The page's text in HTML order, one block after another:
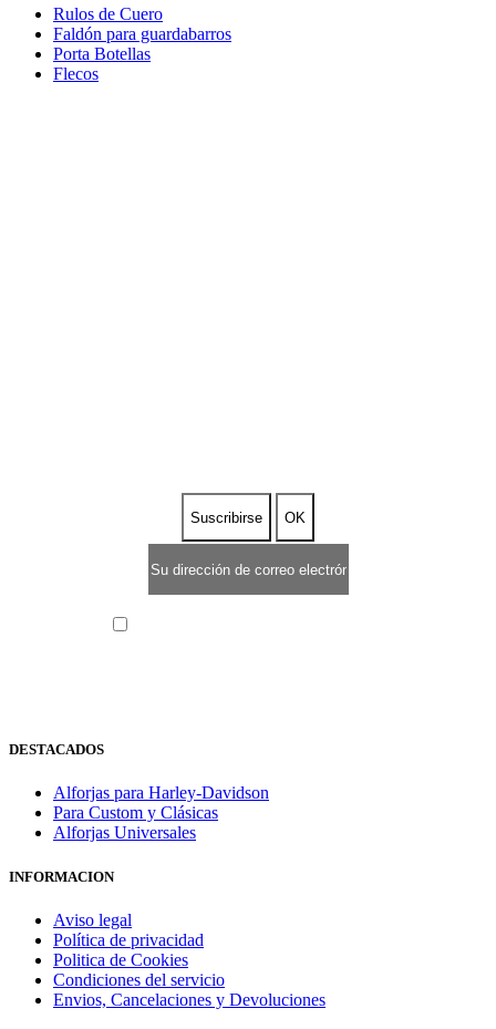
Rulos de Cuero
Faldón para guardabarros
Porta Botellas
Flecos
DESTACADOS
Alforjas para Harley-Davidson
Para Custom y Clásicas
Alforjas Universales
INFORMACION
Aviso legal
Política de privacidad
Politica de Cookies
Condiciones del servicio
Envios, Cancelaciones y Devoluciones